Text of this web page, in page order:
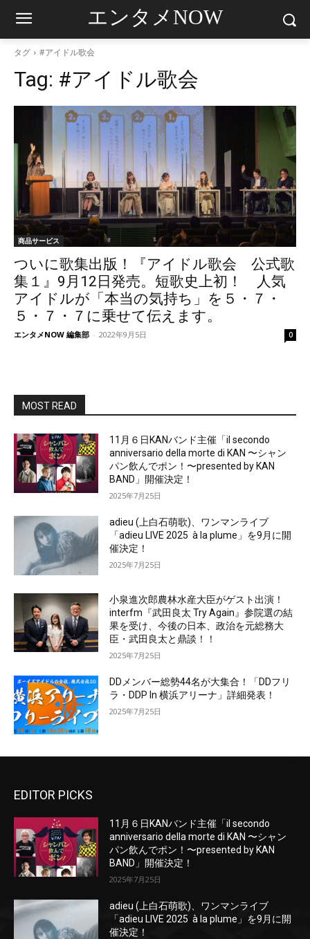
エンタメNOW
タグ #アイドル歌会
Tag: #アイドル歌会
商品サービス
ついに歌集出版！『アイドル歌会 公式歌
集１』9月12日発売。短歌史上初！ 人気
アイドルが「本当の気持ち」を５・７・
５・７・７に乗せて伝えます。
エンタメNOW 編集部 - 2022年9月5日 0
MOST READ
11月６日KANバンド主催「il secondo
anniversario della morte di KAN 〜シャン
パン飲んでポン！〜presented by KAN
BAND」開催決定！
2025年7月25日
adieu (上白石萌歌)、ワンマンライブ
「adieu LIVE 2025 à la plume」を9月に開
催決定！
2025年7月25日
小泉進次郎農林水産大臣がゲスト出演！
interfm『武田良太 Try Again』参院選の結
果を受け、今後の日本、政治を元総務大
臣・武田良太と鼎談！！
2025年7月25日
DDメンバー総勢44名が大集合！「DDフリ
ラ・DDP In 横浜アリーナ」詳細発表！
2025年7月25日
EDITOR PICKS
11月６日KANバンド主催「il secondo
anniversario della morte di KAN 〜シャン
パン飲んでポン！〜presented by KAN
BAND」開催決定！
2025年7月25日
adieu (上白石萌歌)、ワンマンライブ
「adieu LIVE 2025 à la plume」を9月に開
催決定！